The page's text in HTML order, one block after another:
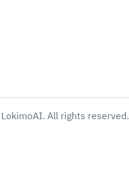
LokimoAI. All rights reserved.